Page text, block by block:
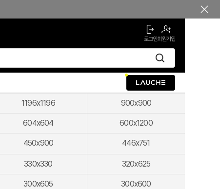
로그인회원가입
1196x1196 900x900
604x604 600x1200
450x900 446x751
330x330 320x625
300x605 300x600